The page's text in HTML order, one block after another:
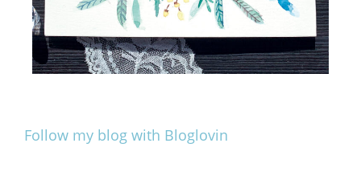
Follow my blog with Bloglovin